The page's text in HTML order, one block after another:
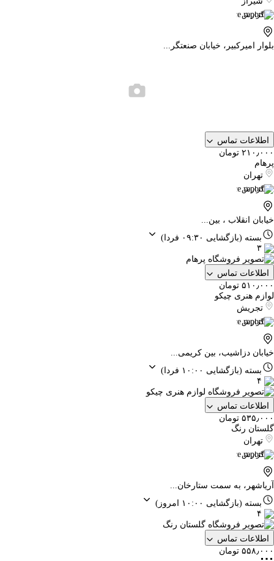
گزارش
بلوار امیرکبیر، خیابان صنعتگر...
اطلاعات تماس
۲۱۰٫۰۰۰ تومان
پرهام
تهران
گزارش
خیابان انقلاب ، بین...
بسته (بازگشایی ۰۹:۳۰ فردا)
۳
اطلاعات تماس
۵۱۰٫۰۰۰ تومان
لوازم هنری چیکو
تجریش
گزارش
خیابان دزاشیب، بین کریمی...
بسته (بازگشایی ۱۰:۰۰ فردا)
۴
اطلاعات تماس
۵۳۵٫۰۰۰ تومان
گلستان رنگ
تهران
گزارش
آریاشهر، به سمت ستارخان...
بسته (بازگشایی ۱۰:۰۰ امروز)
۴
اطلاعات تماس
۵۵۸٫۰۰۰ تومان